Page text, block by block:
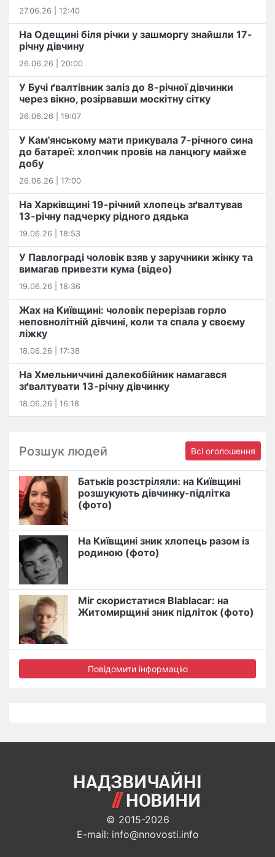
27.06.26 | 12:40
На Одещині біля річки у зашморгу знайшли 17-
річну дівчину
26.06.26 | 20:00
У Бучі ґвалтівник заліз до 8-річної дівчинки
через вікно, розірвавши москітну сітку
26.06.26 | 19:07
У Кам'янському мати прикувала 7-річного сина
до батареї: хлопчик провів на ланцюгу майже
добу
26.06.26 | 17:00
На Харківщині 19-річний хлопець​ ️зґвалтував
13-річну падчерку рідного дядька
19.06.26 | 18:53
У Павлограді чоловік взяв у заручники жінку та
вимагав привезти кума (відео)
19.06.26 | 18:36
Жах на Київщині: чоловік перерізав горло
неповнолітній дівчині, коли та спала у своєму
ліжку
18.06.26 | 17:38
На Хмельниччині далекобійник намагався
зґвалтувати 13-річну дівчинку
18.06.26 | 16:18
Розшук людей Всі оголошення
Батьків розстріляли: на Київщині
розшукують дівчинку-підлітка
(фото)
На Київщині зник хлопець разом із
родиною (фото)
Міг скористатися Blablacar: на
Житомирщині зник підліток (фото)
Повідомити інформацію
© 2015-2026
E-mail: info@nnovosti.info